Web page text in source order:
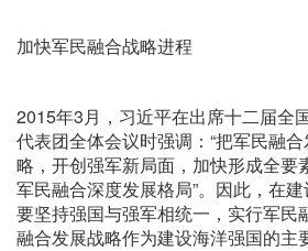
加快军民融合战略进程
2015年3月，习近平在出席十二届全
代表团全体会议时强调：“把军民融
略，开创强军新局面，加快形成全要
军民融合深度发展格局”。因此，在建
要坚持强国与强军相统一，实行军民
融合发展战略作为建设海洋强国的主